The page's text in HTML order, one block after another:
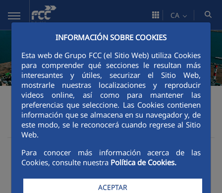
Salta al contingut principal
INFORMACIÓN SOBRE COOKIES
Esta web de Grupo FCC (el Sitio Web) utiliza Cookies
para comprender qué secciones le resultan más
interesantes y útiles, securizar el Sitio Web,
mostrarle nuestras localizaciones y reproducir
videos online, así como para mantener las
preferencias que seleccione. Las Cookies contienen
información que se almacena en su navegador y, de
este modo, se le reconocerá cuando regrese al Sitio
Web.
Para conocer más información acerca de las
Cookies, consulte nuestra Política de Cookies.
ACEPTAR
CA
FCC Industrial Àrea corporativa
Àrea corporativa